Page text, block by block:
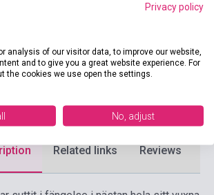
2016
Book
Related links Reviews
Privacy policy
analysis of our visitor data, to improve our website,
and to give you a great website experience. For
the cookies we use open the settings.
No, adjust